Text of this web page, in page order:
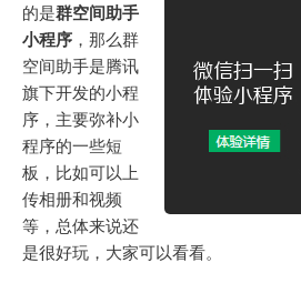
的是群空间助手
小程序 ，那么群
空间助手是腾讯
旗下开发的小程
序，主要弥补小
程序的一些短
板，比如可以上
传相册和视频
等，总体来说还
是很好玩，大家可以看看。